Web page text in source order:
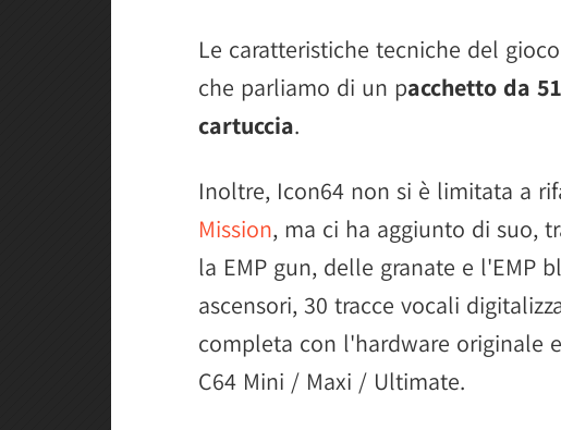
Le caratteristiche tecniche del
che parliamo di un pacchetto da
cartuccia.
Inoltre, Icon64 non si è limitata a
Mission, ma ci ha aggiunto di suo,
la EMP gun, delle granate e l'EMP
ascensori, 30 tracce vocali
completa con l'hardware originale
C64 Mini / Maxi / Ultimate.